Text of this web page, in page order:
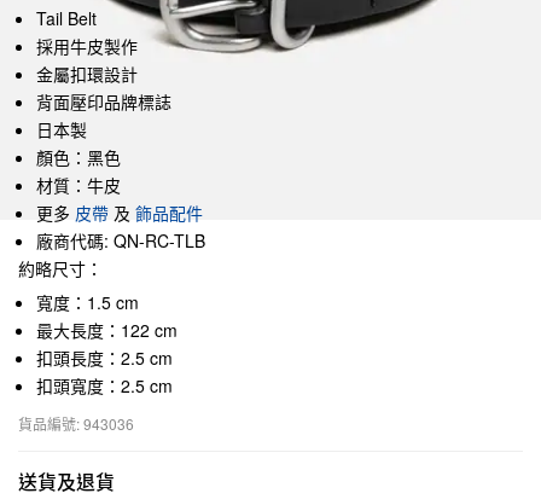
Tail Belt
採用牛皮製作
金屬扣環設計
背面壓印品牌標誌
日本製
顏色：黑色
材質：牛皮
更多 皮帶 及 飾品配件
廠商代碼: QN-RC-TLB
約略尺寸：
寬度：1.5 cm
最大長度：122 cm
扣頭長度：2.5 cm
扣頭寬度：2.5 cm
貨品編號: 943036
送貨及退貨